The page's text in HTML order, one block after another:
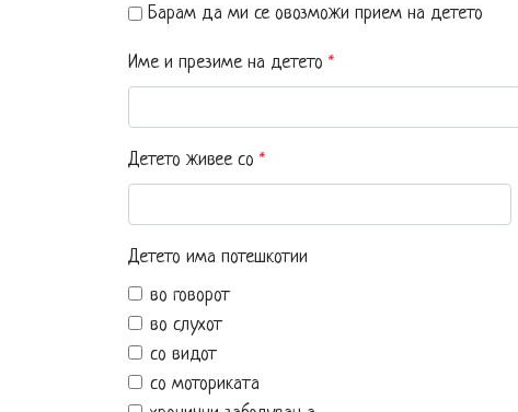
Барам да ми се овозможи прием на детето
Име и презиме на детето *
Детето живее со *
Детето има потешкотии
во говорот
во слухот
со видот
со моториката